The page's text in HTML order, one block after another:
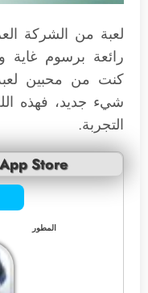
رائعة برسوم غاية
كنت من محبين
شيء جديد، فهذه
التجربة.
Store
المطور